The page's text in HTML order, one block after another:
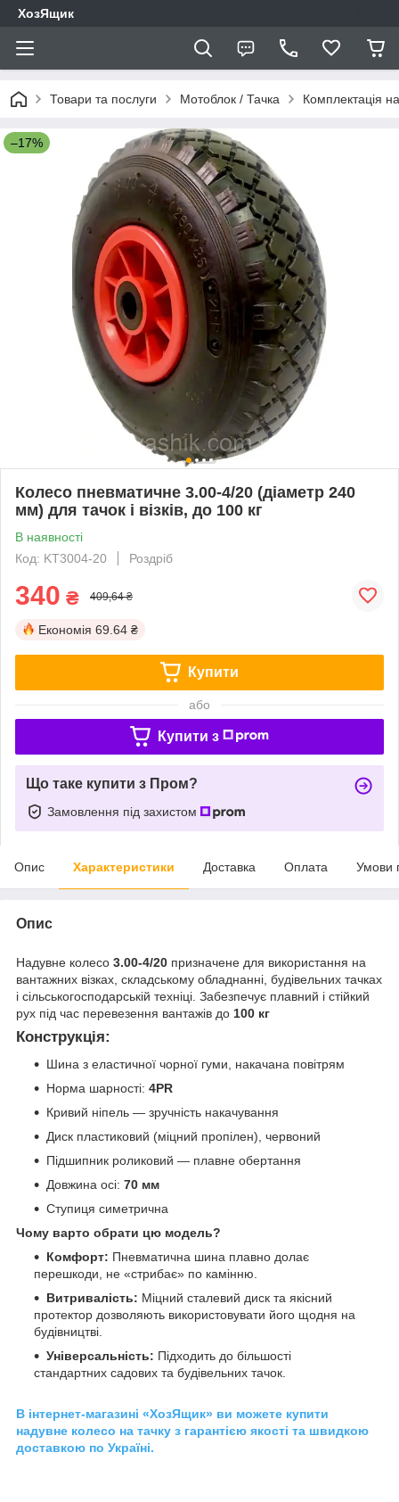
ХозЯщик
Товари та послуги Мотоблок / Тачка Комплектація
–17%
Колесо пневматичне 3.00-4/20 (діаметр 240
мм) для тачок і візків, до 100 кг
В наявності
Код: KT3004-20
Роздріб
340 ₴ 409,64 ₴
Економія 69.64 ₴
Купити
або
Купити з
Що таке купити з Пром?
Замовлення під захистом
Опис Характеристики Доставка Оплата Умови
Опис
Надувне колесо 3.00-4/20 призначене для використання на
вантажних візках, складському обладнанні, будівельних тачках
і сільськогосподарській техніці. Забезпечує плавний і стійкий
рух під час перевезення вантажів до 100 кг
Конструкція:
Шина з еластичної чорної гуми, накачана повітрям
Норма шарності: 4PR
Кривий ніпель — зручність накачування
Диск пластиковий (міцний пропілен), червоний
Підшипник роликовий — плавне обертання
Довжина осі: 70 мм
Ступиця симетрична
Чому варто обрати цю модель?
Комфорт: Пневматична шина плавно долає
перешкоди, не «стрибає» по камінню.
Витривалість: Міцний сталевий диск та якісний
протектор дозволяють використовувати його щодня на
будівництві.
Універсальність: Підходить до більшості
стандартних садових та будівельних тачок.
В інтернет-магазині «ХозЯщик» ви можете купити
надувне колесо на тачку з гарантією якості та швидкою
доставкою по Україні.